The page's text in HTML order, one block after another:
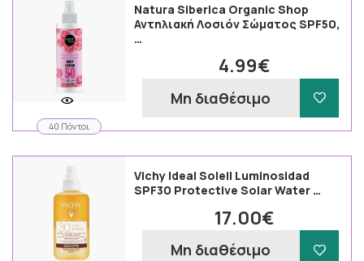
40 Πόντοι
Natura Siberica Organic Shop
Αντηλιακή Λοσιόν Σώματος SPF50,
…
4.99€
Μη διαθέσιμο
Vichy Ideal Soleil Luminosidad
SPF30 Protective Solar Water …
17.00€
Μη διαθέσιμο